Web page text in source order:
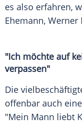
es also erfahren,
Ehemann, Werner
"Ich möchte auf
verpassen"
Die
offenbar auch
"Mein Mann liebt